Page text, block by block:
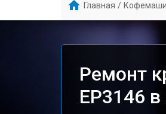
Главная /
Ремонт
EP3146